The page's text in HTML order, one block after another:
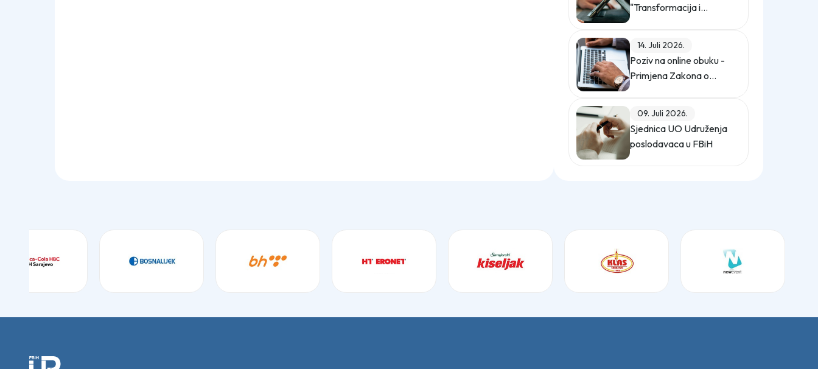
"Transformacija i
digitalizacija
14. Juli 2026.
Poziv na online obuku -
Primjena Zakona o
09. Juli 2026.
Sjednica UO Udruženja
poslodavaca u FBiH